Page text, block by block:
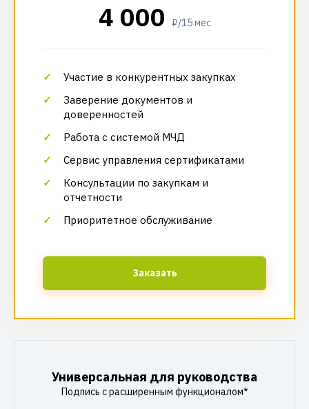
4 000 ₽/15 мес
Участие в конкурентных закупках
Заверение документов и
доверенностей
Работа с системой МЧД
Сервис управления сертификатами
Консультации по закупкам и
отчетности
Приоритетное обслуживание
Заказать
Универсальная для руководства
Подпись с расширенным функционалом*